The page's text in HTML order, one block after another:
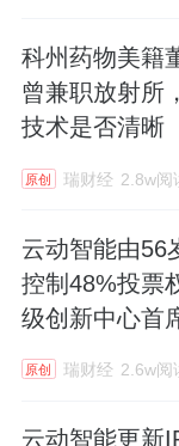
科州药物美籍
曾兼职放射所
技术是否清晰
原创 瑞财经 2.8w阅
云动智能由56
控制48%投票
级创新中心首
原创 瑞财经 2.6w阅
云动智能更新